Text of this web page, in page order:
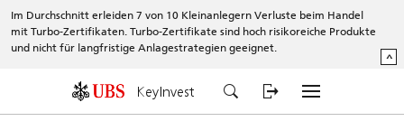
Im Durchschnitt erleiden 7 von 10 Kleinanlegern Verluste beim Handel
mit Turbo-Zertifikaten. Turbo-Zertifikate sind hoch risikoreiche Produkte
und nicht für langfristige Anlagestrategien geeignet.
^
KeyInvest